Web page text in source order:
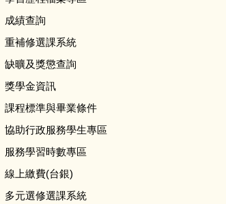
成績查詢
重補修選課系統
缺曠及獎懲查詢
獎學金資訊
課程標準與畢業條件
協助行政服務學生專區
服務學習時數專區
線上繳費(台銀)
多元選修選課系統